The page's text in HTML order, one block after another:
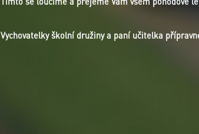
Vychovatelky školní družiny a paní učitelka